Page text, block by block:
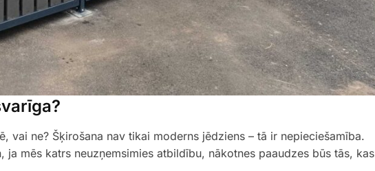
vai ne? Šķirošana nav tikai moderns jēdziens – tā ir nepieciešamība.
mēs katrs neuzņemsimies atbildību, nākotnes paaudzes būs tās, kas